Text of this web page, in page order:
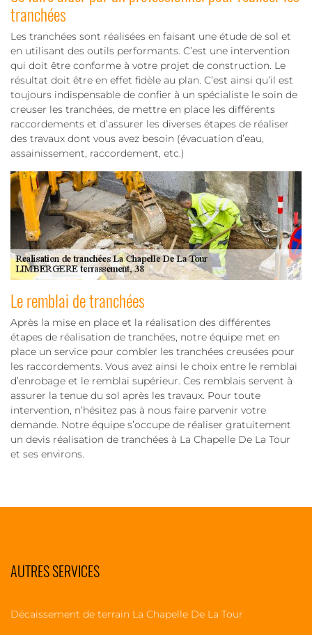
tranchées
Les tranchées sont réalisées en faisant une étude de sol et
en utilisant des outils performants. C’est une intervention
qui doit être conforme à votre projet de construction. Le
résultat doit être en effet fidèle au plan. C’est ainsi qu’il est
toujours indispensable de confier à un spécialiste le soin de
creuser les tranchées, de mettre en place les différents
raccordements et d’assurer les diverses étapes de réaliser
des travaux dont vous avez besoin (évacuation d’eau,
assainissement, raccordement, etc.)
Le remblai de tranchées
Après la mise en place et la réalisation des différentes
étapes de réalisation de tranchées, notre équipe met en
place un service pour combler les tranchées creusées pour
les raccordements. Vous avez ainsi le choix entre le remblai
d’enrobage et le remblai supérieur. Ces remblais servent à
assurer la tenue du sol après les travaux. Pour toute
intervention, n’hésitez pas à nous faire parvenir votre
demande. Notre équipe s’occupe de réaliser gratuitement
un devis réalisation de tranchées à La Chapelle De La Tour
et ses environs.
AUTRES SERVICES
Décaissement de terrain La Chapelle De La Tour